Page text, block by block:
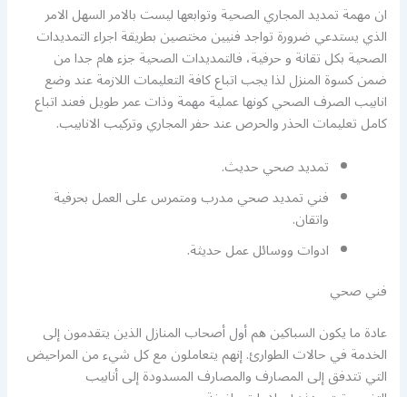
ان مهمة تمديد المجاري الصحية وتوابعها ليست بالامر السهل الامر
الذي يستدعي ضرورة تواجد فنيين مختصين بطريقة اجراء التمديدات
الصحية بكل تقانة و حرفية، فالتمديدات الصحية جزء هام جدا من
ضمن كسوة المنزل لذا يجب اتباع كافة التعليمات اللازمة عند وضع
انابيب الصرف الصحي كونها عملية مهمة وذات عمر طويل فعند اتباع
كامل تعليمات الحذر والحرص عند حفر المجاري وتركيب الانابيب.
تمديد صحي حديث.
فني تمديد صحي مدرب ومتمرس على العمل بحرفية
واتقان.
ادوات ووسائل عمل حديثة.
فني صحي
عادة ما يكون السباكين هم أول أصحاب المنازل الذين يتقدمون إلى
الخدمة في حالات الطوارئ. إنهم يتعاملون مع كل شيء من المراحيض
التي تتدفق إلى المصارف والمصارف المسدودة إلى أنابيب